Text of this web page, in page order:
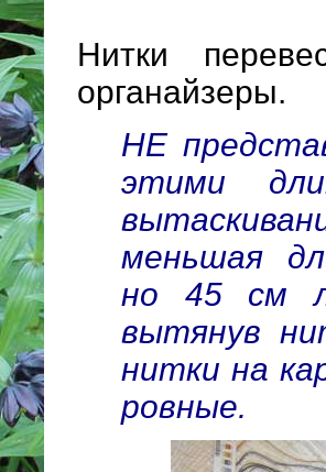
Нитки
органайзеры.
НЕ
этими
меньшая
но 45 см
вытянув
нитки на
ровные.